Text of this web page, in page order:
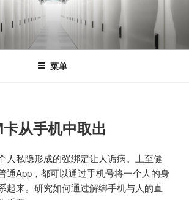
菜单
从手机中取出
人私隐形成的强绑定让人诟病。上至健
通App，都可以通过手机号将一个人的身
起来。研究如何通过解绑手机与人的直